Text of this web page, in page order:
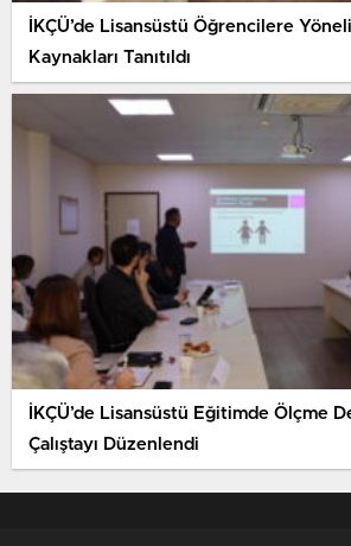
İKÇÜ’de Lisansüstü Öğrencilere
Kaynakları Tanıtıldı
İKÇÜ’de Lisansüstü Eğitimde Ölçme
Çalıştayı Düzenlendi